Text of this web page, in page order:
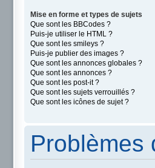
Mise en forme et types de sujets
Que sont les BBCodes ?
Puis-je utiliser le HTML ?
Que sont les smileys ?
Puis-je publier des images ?
Que sont les annonces globales ?
Que sont les annonces ?
Que sont les post-it ?
Que sont les sujets verrouillés ?
Que sont les icônes de sujet ?
Problèmes